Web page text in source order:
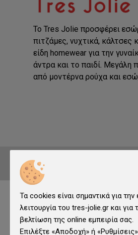
Το Tres Jolie προσφέρει
πιτζάμες, νυχτικά, κάλτσες
είδη homewear για την
άντρα και το παιδί. Μεγάλη
από μοντέρνα ρούχα και
Τα cookies είναι σημαντικά για την
λειτουργία του tres-jolie.gr και για
βελτίωση της online εμπειρία σας.
Επιλέξτε «Αποδοχή» ή